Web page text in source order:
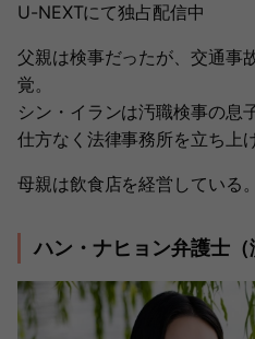
U-NEXTにて独占配信中
父親は検事だったが、交通事
覚。
シン・イランは汚職検事の息
仕方なく法律事務所を立ち上げ
母親は飲食店を経営している。
ハン・ナヒョン弁護士（